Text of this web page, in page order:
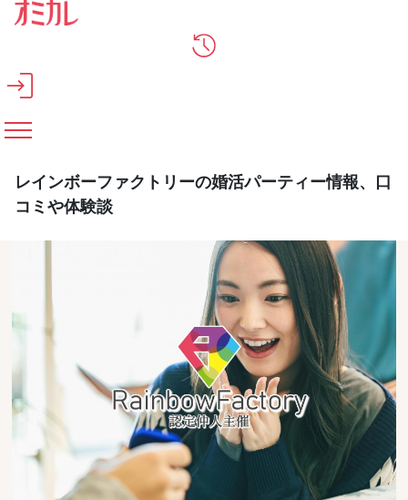
メインコンテンツへスキップ
レインボーファクトリーの婚活パーティー情報、口
コミや体験談